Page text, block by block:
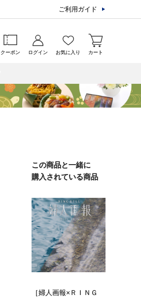
ご利用ガイド
クーポン ログイン お気に入り カート
この商品と一緒に
購入されている商品
［婦人画報×ＲＩＮＧ